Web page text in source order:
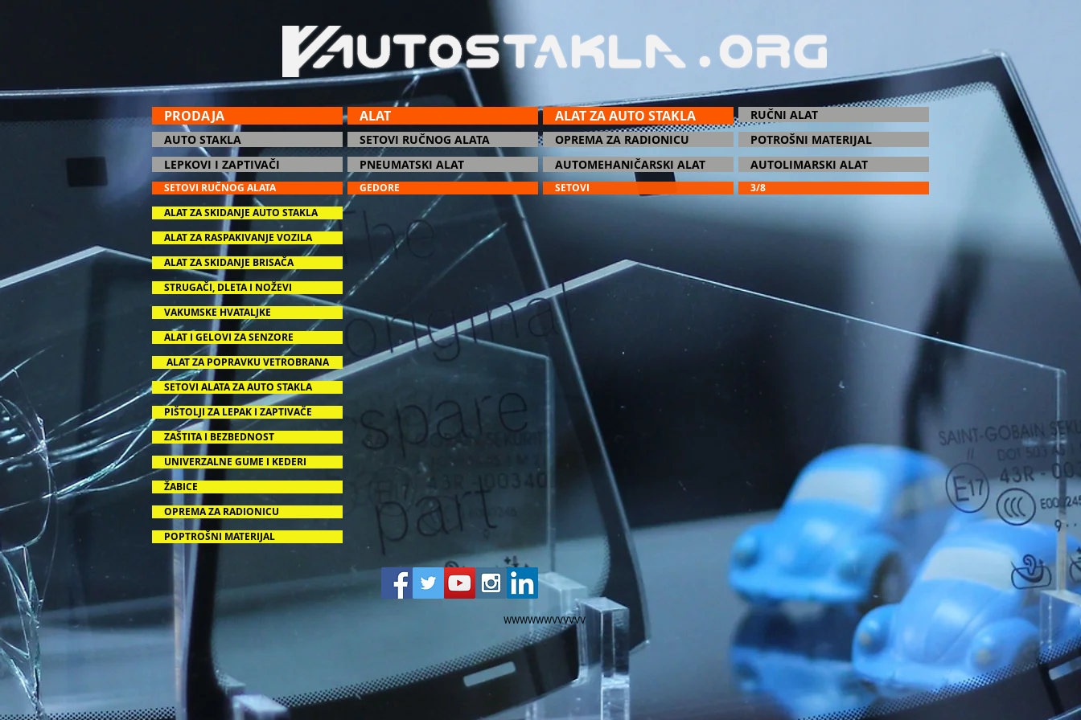
OPREMA ZA RADIONICU
POPTROŠNI MATERIJAL
ŽABICE
UNIVERZALNE GUME I KEDERI
ZAŠTITA I BEZBEDNOST
PIŠTOLJI ZA LEPAK I ZAPTIVAČE
SETOVI ALATA ZA AUTO STAKLA
ALAT ZA POPRAVKU VETROBRANA
ALAT I GELOVI ZA SENZORE
VAKUMSKE HVATALJKE
STRUGAČI, DLETA I NOŽEVI
ALAT ZA SKIDANJE BRISAČA
ALAT ZA RASPAKIVANJE VOZILA
ALAT ZA SKIDANJE AUTO STAKLA
SETOVI RUČNOG ALATA
PRODAJA
LEPKOVI I ZAPTIVAČI
AUTO STAKLA
ALAT ALAT ZA AUTO STAKLA
AUTOLIMARSKI ALAT
AUTOMEHANIČARSKI ALAT
PNEUMATSKI ALAT
OPREMA ZA RADIONICU POTROŠNI MATERIJAL
SETOVI RUČNOG ALATA
RUČNI ALAT
GEDORE SETOVI 3/8
WWWWWWVVVVVV